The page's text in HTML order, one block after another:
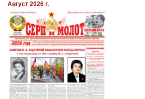
Август 2026 г.